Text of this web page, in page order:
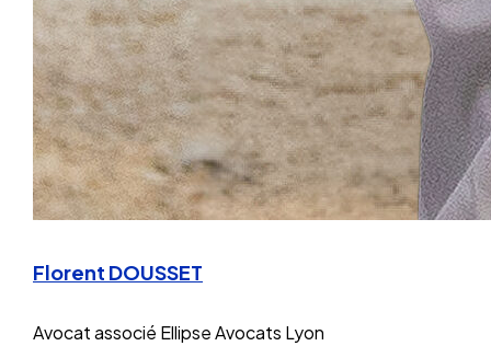
Florent DOUSSET
Avocat associé Ellipse Avocats Lyon